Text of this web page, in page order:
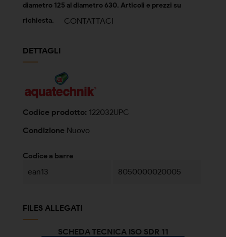
diametro 125 al diametro 630. Articoli e prezzi su
richiesta.
CONTATTACI
DETTAGLI
Codice prodotto: 122032UPC
Condizione Nuovo
Codice a barre
ean13 8050000020005
FILES ALLEGATI
SCHEDA TECNICA ISO SDR 11